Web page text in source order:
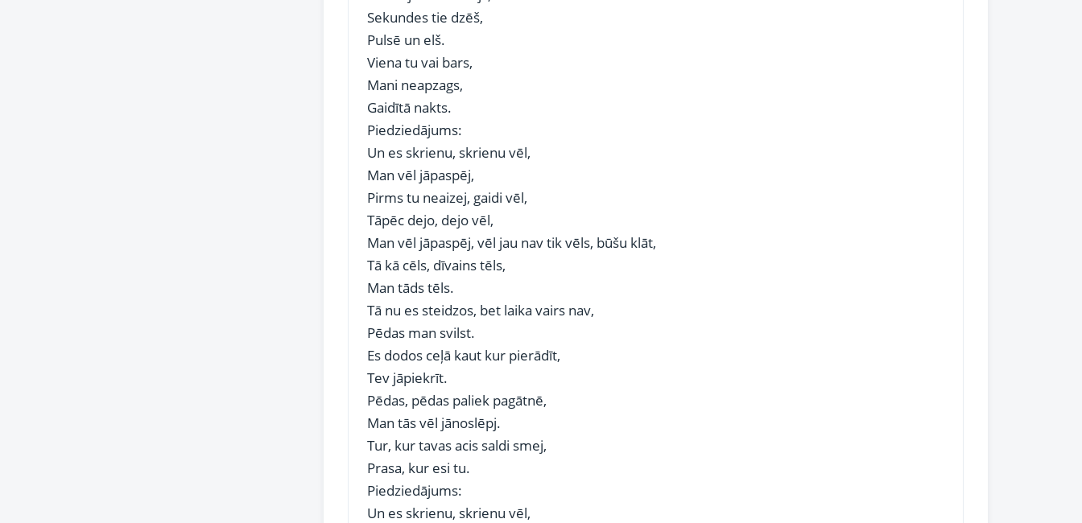
Sekundes tie dzēš,
Pulsē un elš.
Viena tu vai bars,
Mani neapzags,
Gaidītā nakts.
Piedziedājums:
Un es skrienu, skrienu vēl,
Man vēl jāpaspēj,
Pirms tu neaizej, gaidi vēl,
Tāpēc dejo, dejo vēl,
Man vēl jāpaspēj, vēl jau nav tik vēls, būšu klāt,
Tā kā cēls, dīvains tēls,
Man tāds tēls.
Tā nu es steidzos, bet laika vairs nav,
Pēdas man svilst.
Es dodos ceļā kaut kur pierādīt,
Tev jāpiekrīt.
Pēdas, pēdas paliek pagātnē,
Man tās vēl jānoslēpj.
Tur, kur tavas acis saldi smej,
Prasa, kur esi tu.
Piedziedājums:
Un es skrienu, skrienu vēl,